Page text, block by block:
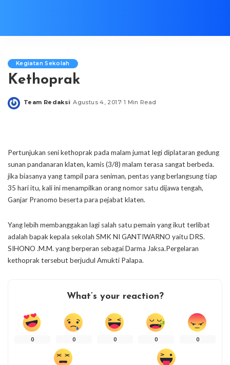
Kegiatan Sekolah
Kethoprak
Posted
Team Redaksi Agustus 4, 2017 1 Min Read
Pertunjukan seni kethoprak pada malam jumat legi diplataran gedung
sunan pandanaran klaten, kamis (3/8) malam terasa sangat berbeda.
jika biasanya yang tampil para seniman, pentas yang berlangsung tiap
35 hari itu, kali ini menampilkan orang nomor satu dijawa tengah,
Ganjar Pranomo beserta para pejabat klaten.
Yang lebih membanggakan lagi salah satu pemain yang ikut terlibat
adalah bapak kepala sekolah SMK NI GANTIWARNO yaitu DRS.
SIHONO .M.M. yang berperan sebagai Darma Jaksa.Pergelaran
kethoprak tersebut berjudul Amukti Palapa.
What’s your reaction?
0 0 0 0 0